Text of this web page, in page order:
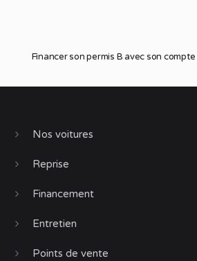
Financer son permis B avec son
Nos voitures
Reprise
Financement
Entretien
Points de vente